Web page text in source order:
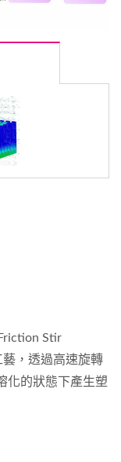
Stir
，透過高速旋轉
化的狀態下產生塑